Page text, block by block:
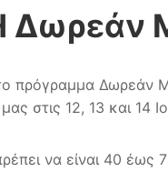
Δωρεάν
στις 12, 13 και
να είναι 40